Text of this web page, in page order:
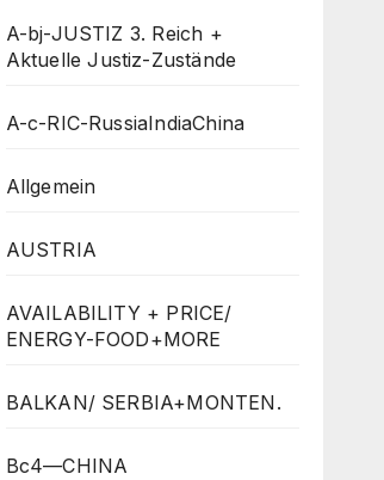
A-bj-JUSTIZ 3. Reich +
Aktuelle Justiz-Zustände
A-c-RIC-RussiaIndiaChina
Allgemein
AUSTRIA
AVAILABILITY + PRICE/
ENERGY-FOOD+MORE
BALKAN/ SERBIA+MONTEN.
Bc4—CHINA